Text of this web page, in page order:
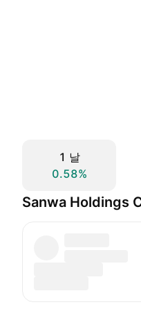
1 날
0.58%
Sanwa Holdings